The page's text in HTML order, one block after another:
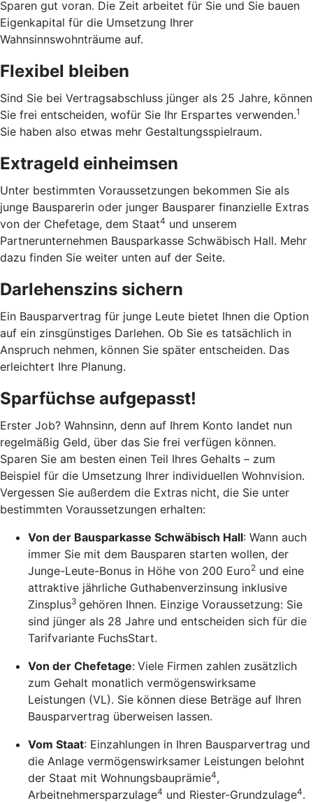
Sparen gut voran. Die Zeit arbeitet für Sie und Sie bauen
Eigenkapital für die Umsetzung Ihrer
Wahnsinnswohnträume auf.
Flexibel bleiben
Sind Sie bei Vertragsabschluss jünger als 25 Jahre, können
Sie frei entscheiden, wofür Sie Ihr Erspartes verwenden.1
Sie haben also etwas mehr Gestaltungsspielraum.
Extrageld einheimsen
Unter bestimmten Voraussetzungen bekommen Sie als
junge Bausparerin oder junger Bausparer finanzielle Extras
von der Chefetage, dem Staat4 und unserem
Partnerunternehmen Bausparkasse Schwäbisch Hall. Mehr
dazu finden Sie weiter unten auf der Seite.
Darlehenszins sichern
Ein Bausparvertrag für junge Leute bietet Ihnen die Option
auf ein zinsgünstiges Darlehen. Ob Sie es tatsächlich in
Anspruch nehmen, können Sie später entscheiden. Das
erleichtert Ihre Planung.
Sparfüchse aufgepasst!
Erster Job? Wahnsinn, denn auf Ihrem Konto landet nun
regelmäßig Geld, über das Sie frei verfügen können.
Sparen Sie am besten einen Teil Ihres Gehalts – zum
Beispiel für die Umsetzung Ihrer individuellen Wohnvision.
Vergessen Sie außerdem die Extras nicht, die Sie unter
bestimmten Voraussetzungen erhalten:
Von der Bausparkasse Schwäbisch Hall: Wann auch
immer Sie mit dem Bausparen starten wollen, der
Junge-Leute-Bonus in Höhe von 200 Euro2 und eine
attraktive jährliche Guthabenverzinsung inklusive
Zinsplus3 gehören Ihnen. Einzige Voraussetzung: Sie
sind jünger als 28 Jahre und entscheiden sich für die
Tarifvariante FuchsStart.
Von der Chefetage: Viele Firmen zahlen zusätzlich
zum Gehalt monatlich vermögenswirksame
Leistungen (VL). Sie können diese Beträge auf Ihren
Bausparvertrag überweisen lassen.
Vom Staat: Einzahlungen in Ihren Bausparvertrag und
die Anlage vermögenswirksamer Leistungen belohnt
der Staat mit Wohnungsbauprämie4,
Arbeitnehmersparzulage4 und Riester-Grundzulage4.